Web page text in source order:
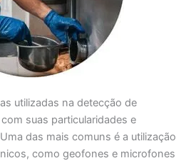
utilizadas na detecção de
suas particularidades e
das mais comuns é a utilização
como geofones e microfones